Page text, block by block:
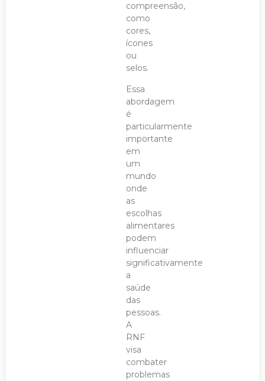
compreensão,
como
cores,
ícones
ou
selos.
Essa
abordagem
é
particularmente
importante
em
um
mundo
onde
as
escolhas
alimentares
podem
influenciar
significativamente
a
saúde
das
pessoas.
A
RNF
visa
combater
problemas